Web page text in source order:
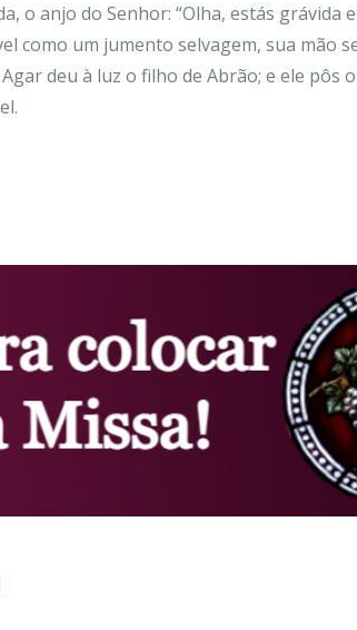
o anjo do Senhor: “Olha, estás grávida
como um jumento selvagem, sua mão
Agar deu à luz o filho de Abrão; e ele pôs